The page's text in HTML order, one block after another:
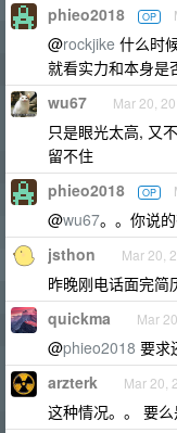
phieo2018 OP
@rockjike 什么时
就看实力和本身是
wu67 Mar 20,
只是眼光太高, 又
留不住
phieo2018 OP
@wu67。。你说
jsthon Mar 20,
昨晚刚电话面完简
quickma Mar
@phieo2018 要求
arzterk Mar 20,
这种情况。。 要